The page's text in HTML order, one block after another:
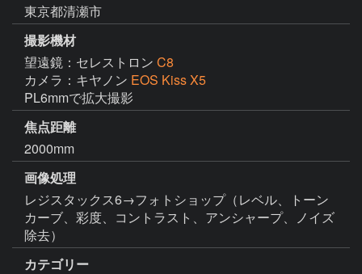
東京都清瀬市
撮影機材
望遠鏡：セレストロン C8
カメラ：キヤノン EOS Kiss X5
PL6mmで拡大撮影
焦点距離
2000mm
画像処理
レジスタックス6→フォトショップ（レベル、トーン
カーブ、彩度、コントラスト、アンシャープ、ノイズ
除去）
カテゴリー